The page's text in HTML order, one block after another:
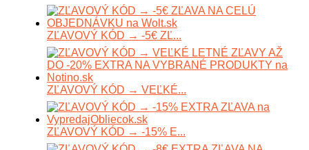
ZĽAVOVÝ KÓD → -5€ ZĽ...
ZĽAVOVÝ KÓD → VEĽKÉ...
ZĽAVOVÝ KÓD → -15% E...